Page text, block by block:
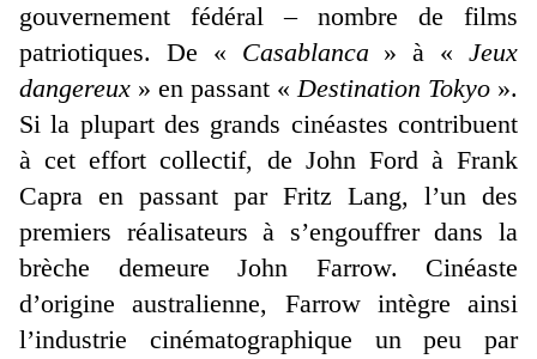
gouvernement fédéral – nombre de films
patriotiques. De « Casablanca » à «Jeux
dangereux » en passant «Destination Tokyo ».
Si la plupart des grands cinéastes contribuent
à cet effort collectif, de John Ford à Frank
Capra en passant par Fritz Lang, l’un des
premiers réalisateurs à s’engouffrer dans la
brèche demeure John Farrow. Cinéaste
d’origine australienne, Farrow intègre ainsi
l’industrie cinématographique un peu par